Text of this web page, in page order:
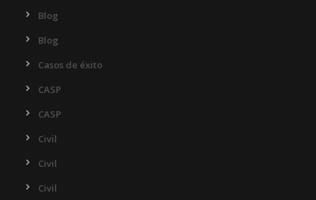
Blog
Blog
Casos de éxito
CASP
CASP
Civil
Civil
Civil